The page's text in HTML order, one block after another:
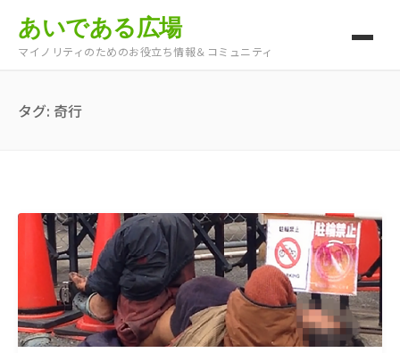
あいである広場
マイノリティのためのお役立ち情報＆コミュニティ
タグ: 奇行